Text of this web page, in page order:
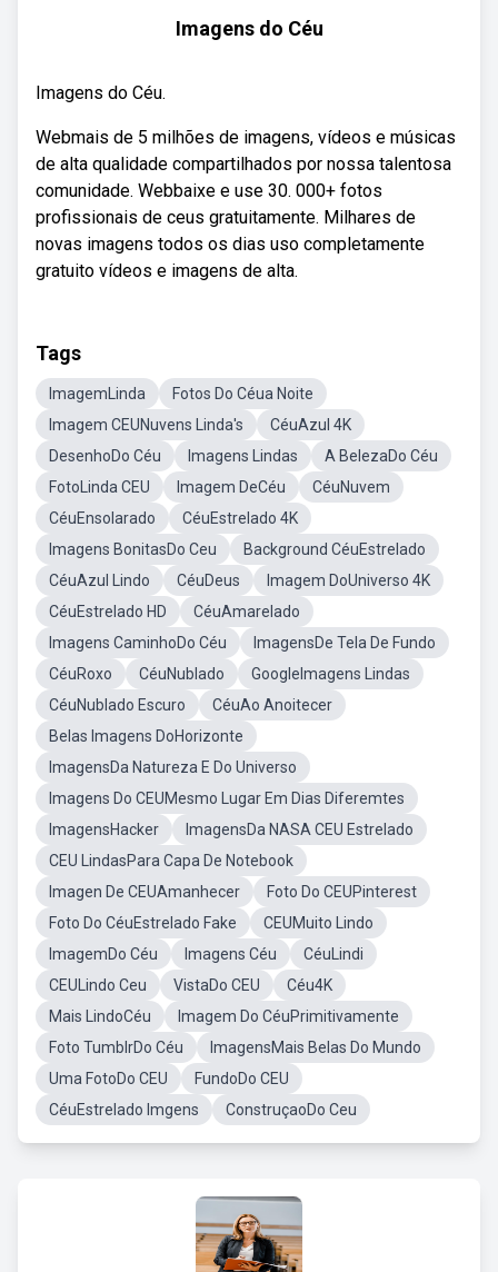
Imagens do Céu
Imagens do Céu.
Webmais de 5 milhões de imagens, vídeos e músicas
de alta qualidade compartilhados por nossa talentosa
comunidade. Webbaixe e use 30. 000+ fotos
profissionais de ceus gratuitamente. Milhares de
novas imagens todos os dias uso completamente
gratuito vídeos e imagens de alta.
Tags
ImagemLinda
Fotos Do Céua Noite
Imagem CEUNuvens Linda's
CéuAzul 4K
DesenhoDo Céu
Imagens Lindas
A BelezaDo Céu
FotoLinda CEU
Imagem DeCéu
CéuNuvem
CéuEnsolarado
CéuEstrelado 4K
Imagens BonitasDo Ceu
Background CéuEstrelado
CéuAzul Lindo
CéuDeus
Imagem DoUniverso 4K
CéuEstrelado HD
CéuAmarelado
Imagens CaminhoDo Céu
ImagensDe Tela De Fundo
CéuRoxo
CéuNublado
GoogleImagens Lindas
CéuNublado Escuro
CéuAo Anoitecer
Belas Imagens DoHorizonte
ImagensDa Natureza E Do Universo
Imagens Do CEUMesmo Lugar Em Dias Diferemtes
ImagensHacker
ImagensDa NASA CEU Estrelado
CEU LindasPara Capa De Notebook
Imagen De CEUAmanhecer
Foto Do CEUPinterest
Foto Do CéuEstrelado Fake
CEUMuito Lindo
ImagemDo Céu
Imagens Céu
CéuLindi
CEULindo Ceu
VistaDo CEU
Céu4K
Mais LindoCéu
Imagem Do CéuPrimitivamente
Foto TumblrDo Céu
ImagensMais Belas Do Mundo
Uma FotoDo CEU
FundoDo CEU
CéuEstrelado Imgens
ConstruçaoDo Ceu